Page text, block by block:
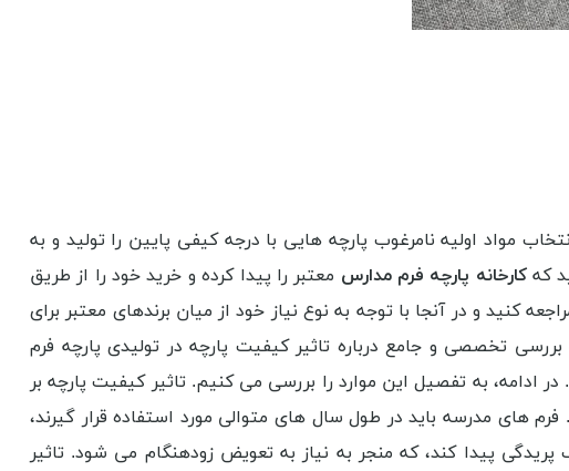
مواد اولیه نامرغوب پارچه هایی با درجه کیفی پایین را تولید و به
کهکارخانه پارچه فرم مدارس معتبر را پیدا کرده و خرید خود را از طریق
کنید و در آنجا با توجه به نوع نیاز خود از میان برندهای معتبر برای
تخصصی و جامع درباره تاثیر کیفیت پارچه در تولیدی پارچه فرم
به تفصیل این موارد را بررسی می کنیم. تاثیر کیفیت پارچه بر
های مدرسه باید در طول سال های متوالی مورد استفاده قرار گیرند،
پیدا کند، که منجر به نیاز به تعویض زودهنگام می شود. تاثیر